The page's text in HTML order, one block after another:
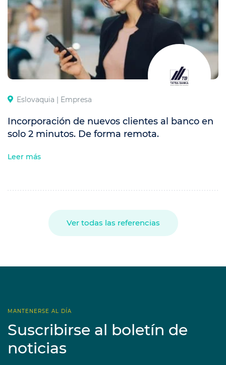
Eslovaquia | Empresa
Incorporación de nuevos clientes al banco en
solo 2 minutos. De forma remota.
Leer más
Ver todas las referencias
MANTENERSE AL DÍA
Suscribirse al boletín de
noticias